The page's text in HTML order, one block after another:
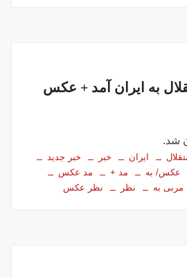
به ایران آمد + عکس
شد.
ایران خبر
خبر جدید
عکس/ به مد +
مد عکس
مربی به نظر نظر عکس